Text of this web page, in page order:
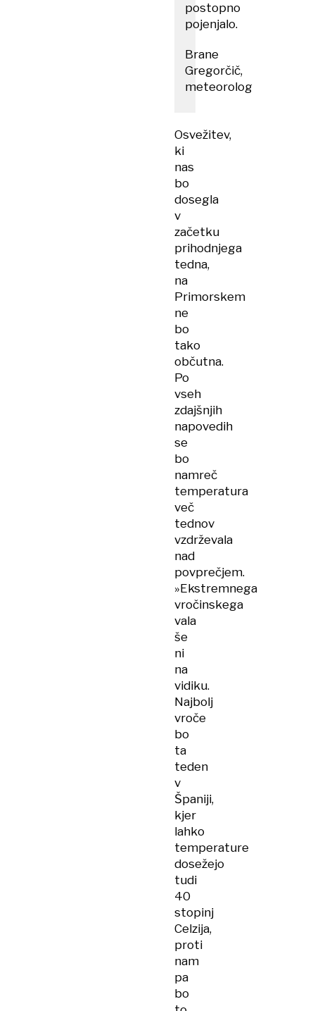
postopno
pojenjalo.
Brane
Gregorčič,
meteorolog
Osvežitev,
ki
nas
bo
dosegla
v
začetku
prihodnjega
tedna,
na
Primorskem
ne
bo
tako
občutna.
Po
vseh
zdajšnjih
napovedih
se
bo
namreč
temperatura
več
tednov
vzdrževala
nad
povprečjem.
»Ekstremnega
vročinskega
vala
še
ni
na
vidiku.
Najbolj
vroče
bo
ta
teden
v
Španiji,
kjer
lahko
temperature
dosežejo
tudi
40
stopinj
Celzija,
proti
nam
pa
bo